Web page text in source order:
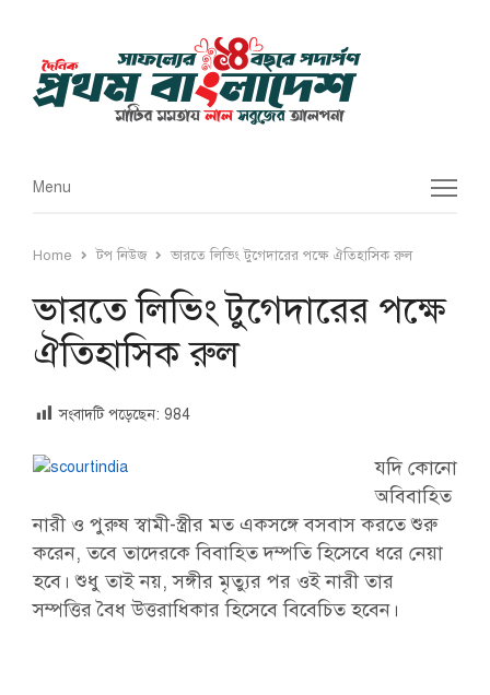
Menu
Menu
Home টপ নিউজ ভারতে লিভিং টুগেদারের পক্ষে ঐতিহাসিক রুল
ভারতে লিভিং টুগেদারের পক্ষে
ঐতিহাসিক রুল
সংবাদটি পড়েছেন: 984
যদি কোনো
অবিবাহিত
নারী ও পুরুষ স্বামী-স্ত্রীর মত একসঙ্গে বসবাস করতে শুরু
করেন, তবে তাদেরকে বিবাহিত দম্পতি হিসেবে ধরে নেয়া
হবে। শুধু তাই নয়, সঙ্গীর মৃত্যুর পর ওই নারী তার
সম্পত্তির বৈধ উত্তরাধিকার হিসেবে বিবেচিত হবেন।